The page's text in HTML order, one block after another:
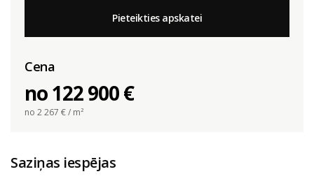
Pieteikties apskatei
Cena
no 122 900 €
no 2 267 € / m²
Saziņas iespējas